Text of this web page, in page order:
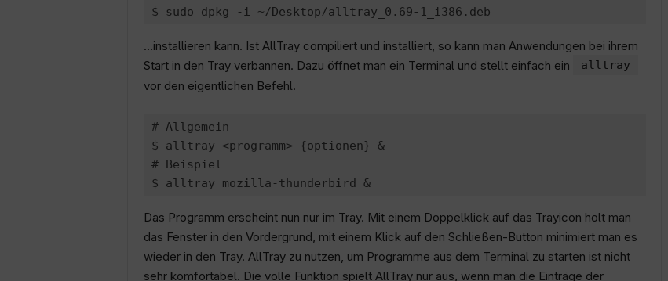
…installieren kann. Ist AllTray compiliert und installiert, so kann man Anwendungen bei ihrem
Start in den Tray verbannen. Dazu öffnet man ein Terminal und stellt einfach ein
alltray
vor den eigentlichen Befehl.
# Allgemein
$ alltray <programm> {optionen} &
# Beispiel
$ alltray mozilla-thunderbird &
Das Programm erscheint nun nur im Tray. Mit einem Doppelklick auf das Trayicon holt man
das Fenster in den Vordergrund, mit einem Klick auf den Schließen-Button minimiert man es
wieder in den Tray. AllTray zu nutzen, um Programme aus dem Terminal zu starten ist nicht
sehr komfortabel. Die volle Funktion spielt AllTray nur aus, wenn man die Einträge der